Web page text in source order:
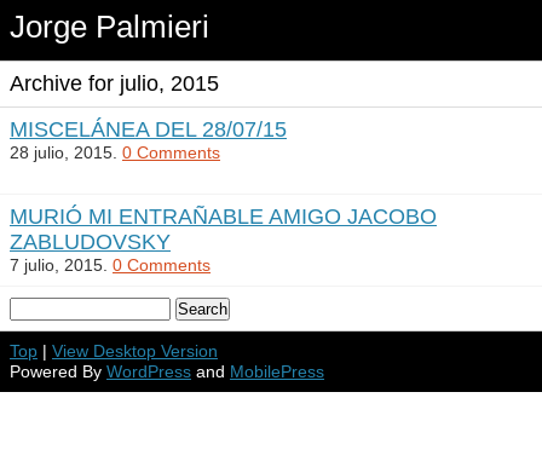
Jorge Palmieri
Archive for julio, 2015
MISCELÁNEA DEL 28/07/15
28 julio, 2015. 0 Comments
MURIÓ MI ENTRAÑABLE AMIGO JACOBO
ZABLUDOVSKY
7 julio, 2015. 0 Comments
Top | View Desktop Version
Powered By WordPress and MobilePress